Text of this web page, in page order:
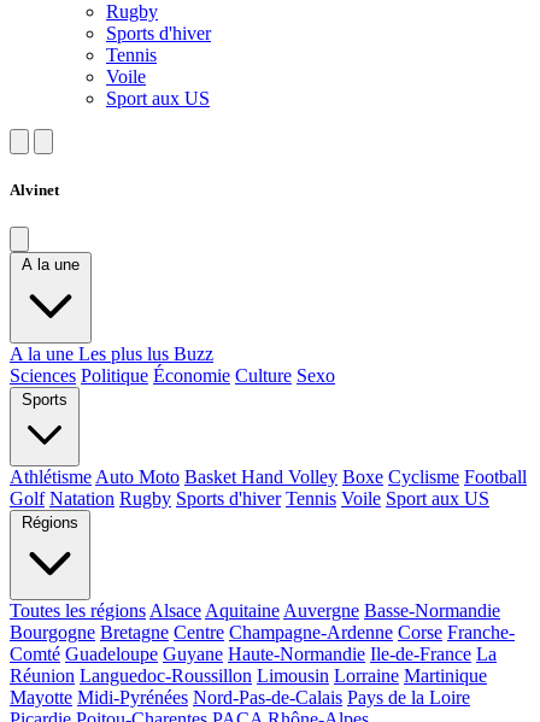
Rugby
Sports d'hiver
Tennis
Voile
Sport aux US
Alvinet
A la une
A la une Les plus lus Buzz
Sciences Politique Économie Culture Sexo
Sports
Athlétisme Auto Moto Basket Hand Volley Boxe Cyclisme Football
Golf Natation Rugby Sports d'hiver Tennis Voile Sport aux US
Régions
Toutes les régions Alsace Aquitaine Auvergne Basse-Normandie
Bourgogne Bretagne Centre Champagne-Ardenne Corse Franche-
Comté Guadeloupe Guyane Haute-Normandie Ile-de-France La
Réunion Languedoc-Roussillon Limousin Lorraine Martinique
Mayotte Midi-Pyrénées Nord-Pas-de-Calais Pays de la Loire